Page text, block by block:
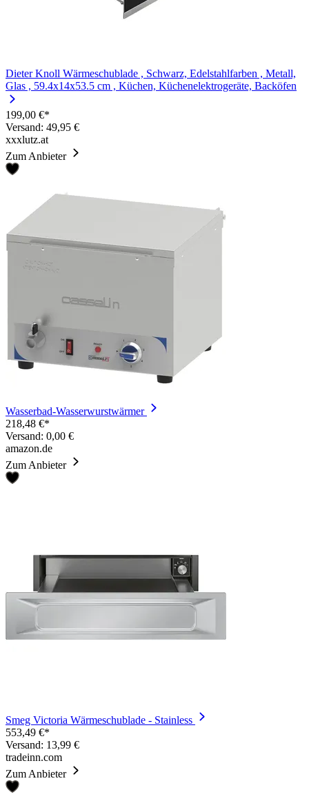
Dieter Knoll Wärmeschublade , Schwarz, Edelstahlfarben , Metall,
Glas , 59.4x14x53.5 cm , Küchen, Küchenelektrogeräte, Backöfen
199,00 €*
Versand: 49,95 €
xxxlutz.at
Zum Anbieter
Wasserbad-Wasserwurstwärmer
218,48 €*
Versand: 0,00 €
amazon.de
Zum Anbieter
Smeg Victoria Wärmeschublade - Stainless
553,49 €*
Versand: 13,99 €
tradeinn.com
Zum Anbieter